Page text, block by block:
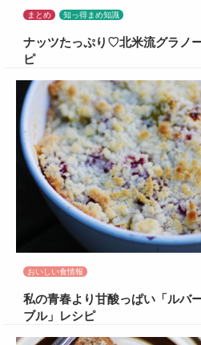
まとめ 知っ得まめ知識
ナッツたっぷり♡北米流グラノ
ピ
おいしい食情報
私の青春より甘酸っぱい「ルバ
ブル」レシピ